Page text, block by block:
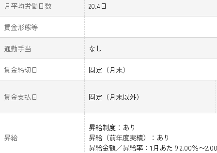
月平均労働日数 20.4日
賃金形態等
通勤手当 なし
賃金締切日 固定（月末）
賃金支払日 固定（月末以外）
昇給
昇給制度：あり
昇給（前年度実績）：あり
昇給金額／昇給率：1月あたり2.00％〜